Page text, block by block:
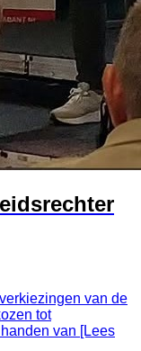
van de
tot
van [Lees